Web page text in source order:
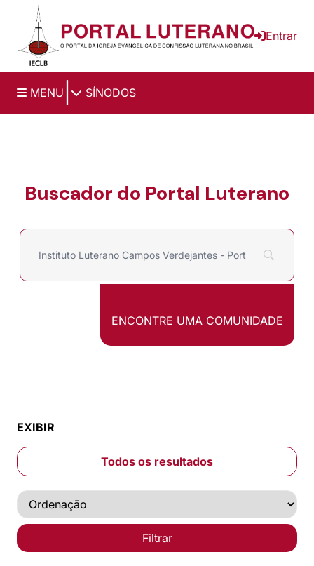
Ir para o conteúdo principal
Entrar
MENU SÍNODOS
Buscador do Portal Luterano
ENCONTRE UMA COMUNIDADE
EXIBIR
Todos os resultados
Filtrar